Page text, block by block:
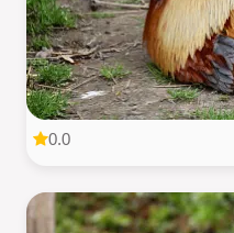
0.0